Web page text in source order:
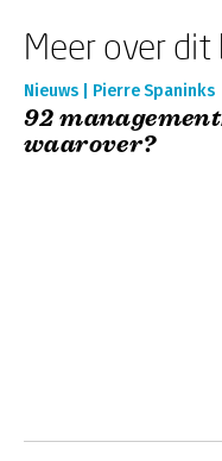
Meer over dit
Nieuws | Pierre Spaninks
92
waarover?